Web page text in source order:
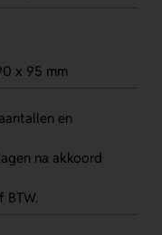
x 95 mm
en
na akkoord
BTW.